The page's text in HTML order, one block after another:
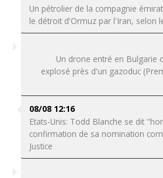
Un pétrolier de la compagnie
le détroit d'Ormuz par l'Iran, selon
Un drone entré en Bulgarie
explosé près d'un gazoduc
08/08 12:16
Etats-Unis: Todd Blanche se dit
confirmation de sa nomination
Justice